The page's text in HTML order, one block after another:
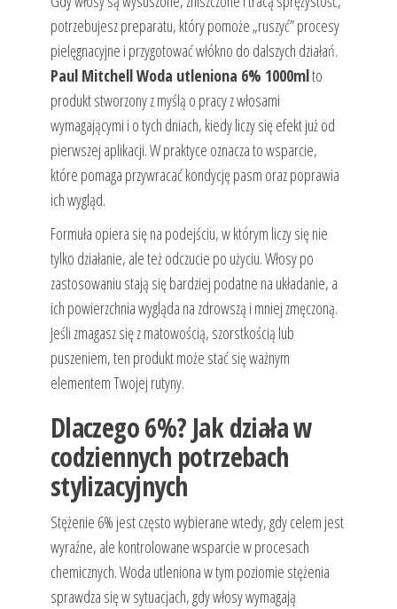
potrzebujesz preparatu, który pomoże „ruszyć” procesy
pielęgnacyjne i przygotować włókno do dalszych działań.
Paul Mitchell Woda utleniona 6% 1000mlto
produkt stworzony z myślą o pracy z włosami
wymagającymi i o tych dniach, kiedy liczy się efekt już od
pierwszej aplikacji. W praktyce oznacza to wsparcie,
które pomaga przywracać kondycję pasm oraz poprawia
ich wygląd.
Formuła opiera się na podejściu, w którym liczy się nie
tylko działanie, ale też odczucie po użyciu. Włosy po
zastosowaniu stają się bardziej podatne na układanie, a
ich powierzchnia wygląda na zdrowszą i mniej zmęczoną.
Jeśli zmagasz się z matowością, szorstkością lub
puszeniem, ten produkt może stać się ważnym
elementem Twojej rutyny.
Dlaczego 6%? Jak działa w
codziennych potrzebach
stylizacyjnych
Stężenie 6% jest często wybierane wtedy, gdy celem jest
wyraźne, ale kontrolowane wsparcie w procesach
chemicznych. Woda utleniona w tym poziomie stężenia
sprawdza się w sytuacjach, gdy włosy wymagają